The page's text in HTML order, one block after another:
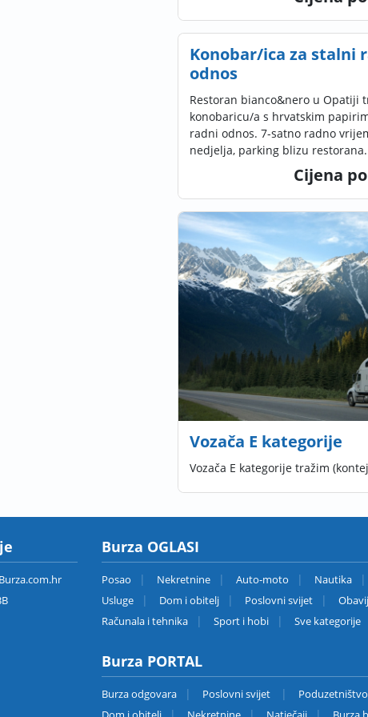
Konobar/ica za stalni
odnos
Restoran bianco&nero u Opatiji
konobaricu/a s hrvatskim
radni odnos. 7-satno radno
nedjelja, parking blizu
Cijena
Vozača E kategorije
Vozača E kategorije tražim
Burza OGLASI
Posao Nekretnine Auto-moto Nautika
Usluge
Dom i obitelj Poslovni svijet
Računala i tehnika
Sport i hobi Sve kategorije
Burza PORTAL
Burza odgovara Poslovni svijet Poduzetništvo